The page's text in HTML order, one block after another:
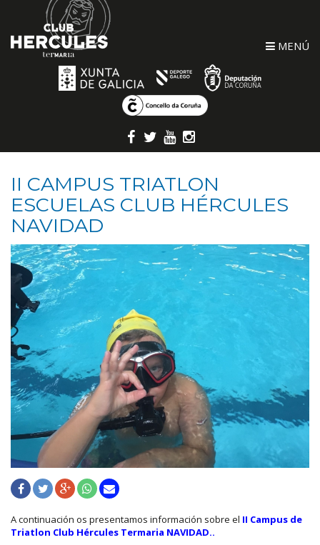
MENÚ
II CAMPUS TRIATLON
ESCUELAS CLUB HÉRCULES
NAVIDAD
A continuación os presentamos información sobre el II Campus de
Triatlon Club Hércules Termaria NAVIDAD..